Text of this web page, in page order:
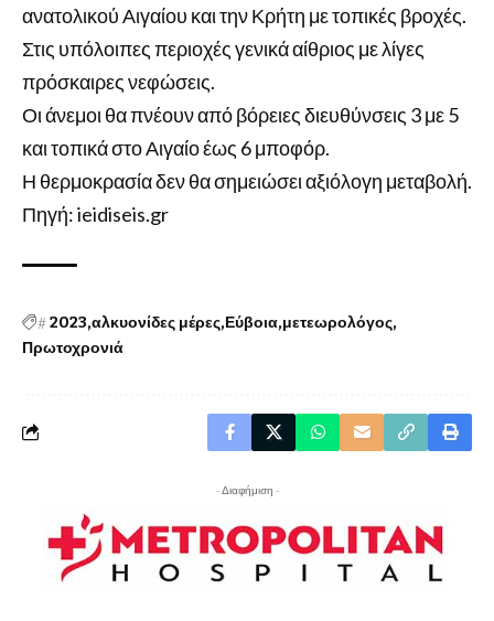
ανατολικού Αιγαίου και την Κρήτη με τοπικές βροχές.
Στις υπόλοιπες περιοχές γενικά αίθριος με λίγες
πρόσκαιρες νεφώσεις.
Οι άνεμοι θα πνέουν από βόρειες διευθύνσεις 3 με 5
και τοπικά στο Αιγαίο έως 6 μποφόρ.
Η θερμοκρασία δεν θα σημειώσει αξιόλογη μεταβολή.
Πηγή: ieidiseis.gr
#2023 αλκυονίδες μέρες Εύβοια μετεωρολόγος
Πρωτοχρονιά
- Διαφήμιση -